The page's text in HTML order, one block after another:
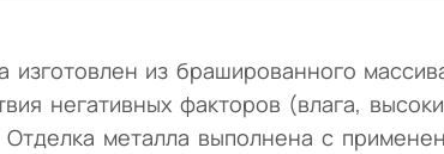
изготовлен из брашированного
негативных факторов (влага,
металла выполнена с